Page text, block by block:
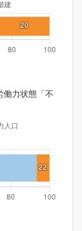
力状態「不